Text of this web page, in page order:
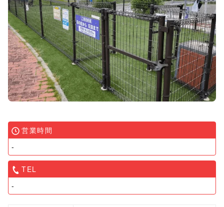
営業時間
-
TEL
-